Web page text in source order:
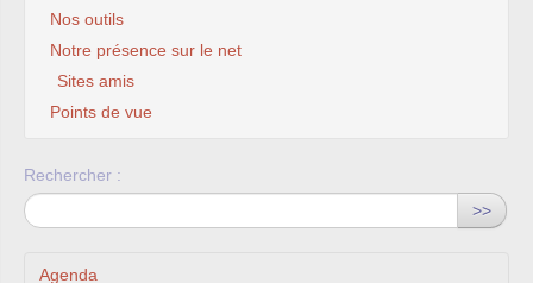
Nos outils
Notre présence sur le net
Sites amis
Points de vue
Rechercher :
>>
Agenda